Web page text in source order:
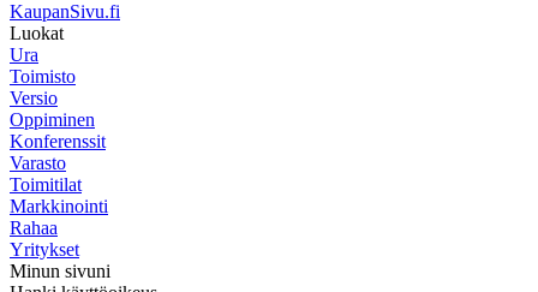
KaupanSivu.fi
Luokat
Ura
Toimisto
Versio
Oppiminen
Konferenssit
Varasto
Toimitilat
Markkinointi
Rahaa
Yritykset
Minun sivuni